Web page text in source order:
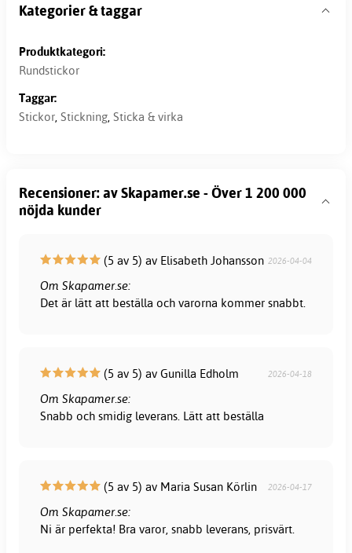
Kategorier & taggar
Produktkategori:
Rundstickor
Taggar:
Stickor Stickning Sticka & virka
Recensioner: av Skapamer.se - Över 1 200 000
nöjda kunder
(5 av 5) av Elisabeth Johansson 2026-04-04
Om Skapamer.se:
Det är lätt att beställa och varorna kommer snabbt.
(5 av 5) av Gunilla Edholm 2026-04-18
Om Skapamer.se:
Snabb och smidig leverans. Lätt att beställa
(5 av 5) av Maria Susan Körlin 2026-04-17
Om Skapamer.se:
Ni är perfekta! Bra varor, snabb leverans, prisvärt.